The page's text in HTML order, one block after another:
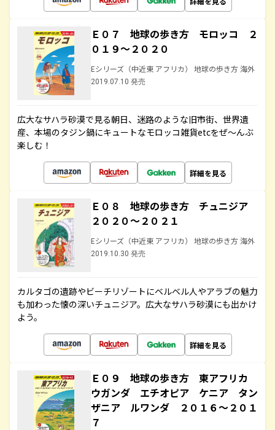
Ｅ０７ 地球の歩き方 モロッコ ２
０１９～２０２０
Eシリーズ（中近東 アフリカ） 地球の歩き方 海外
2019.07.10 発売
広大なサハラ砂漠で見る朝日、迷路のような旧市街、世界遺
産、本場のタジン鍋にキュートなモロッコ雑貨etcをぜ～んぶ
楽しむ！
詳細を見る
Ｅ０８ 地球の歩き方 チュニジア
２０２０～２０２１
Eシリーズ（中近東 アフリカ） 地球の歩き方 海外
2019.10.30 発売
カルタゴの遺跡やビーチリゾートにベルベル人やアラブの魅力
も加わった懐の深いチュニジア。広大なサハラ砂漠にも出かけ
よう。
詳細を見る
Ｅ０９ 地球の歩き方 東アフリカ
ウガンダ エチオピア ケニア タン
ザニア ルワンダ ２０１６～２０１
７